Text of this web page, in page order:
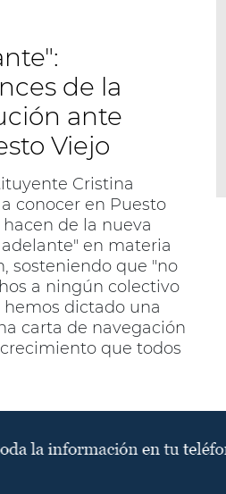
de la
ante
Viejo
Cristina
conocer en Puesto
de la nueva
en materia
sosteniendo que "no
a ningún colectivo
dictado una
carta de navegación
que todos